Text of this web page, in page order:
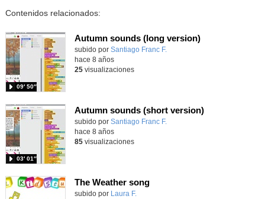
Contenidos relacionados:
Autumn sounds (long version)
Contenido educativo.
subido por Santiago Franc F.
09′ 50″
hace 8 años
25visualizaciones
Autumn sounds (short version)
Contenido educativo.
subido por Santiago Franc F.
03′ 01″
hace 8 años
85visualizaciones
The Weather song
subido por Laura F.